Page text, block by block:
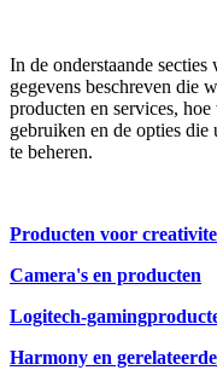
In de onderstaande
gegevens beschreven die
producten en services,
gebruiken en de opties
te beheren.
Producten voor
Camera's en producten
Logitech-
Harmony en